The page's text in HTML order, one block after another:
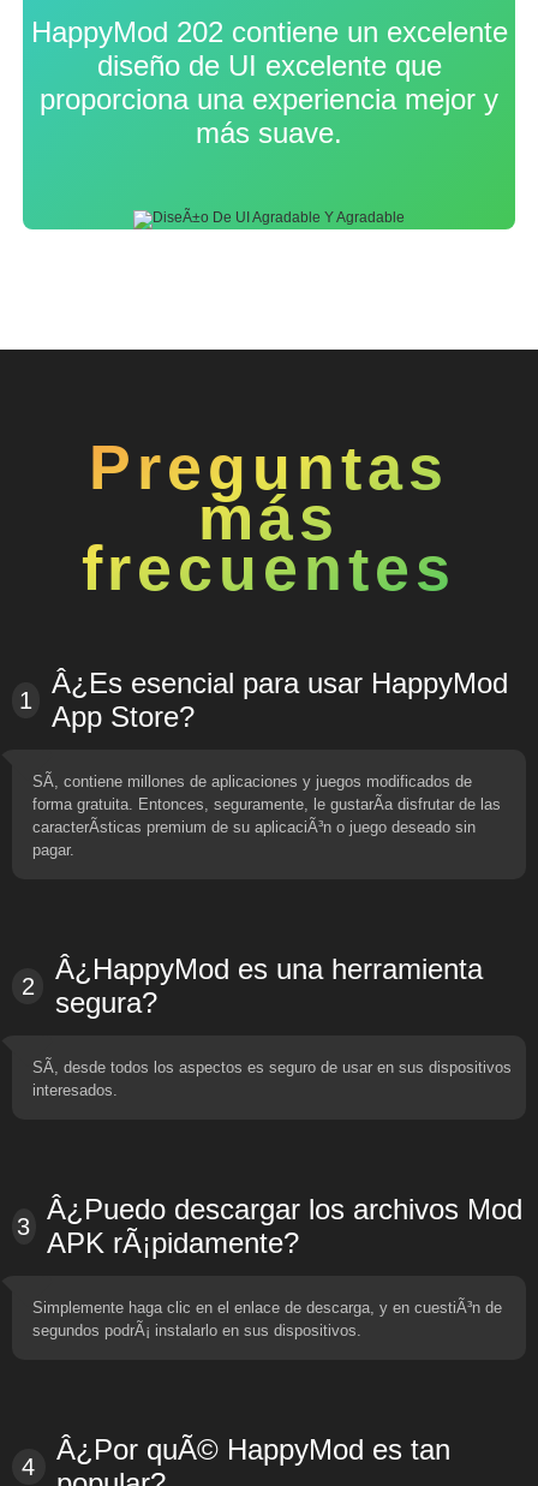
HappyMod 202 contiene un excelente
diseño de UI excelente que
proporciona una experiencia mejor y
más suave.
Preguntas
más
frecuentes
1
Â¿Es esencial para usar HappyMod
App Store?
SÃ­, contiene millones de aplicaciones y juegos modificados de
forma gratuita. Entonces, seguramente, le gustarÃ­a disfrutar de las
caracterÃ­sticas premium de su aplicaciÃ³n o juego deseado sin
pagar.
2
Â¿HappyMod es una herramienta
segura?
SÃ­, desde todos los aspectos es seguro de usar en sus dispositivos
interesados.
3
Â¿Puedo descargar los archivos Mod
APK rÃ¡pidamente?
Simplemente haga clic en el enlace de descarga, y en cuestiÃ³n de
segundos podrÃ¡ instalarlo en sus dispositivos.
4
Â¿Por quÃ© HappyMod es tan